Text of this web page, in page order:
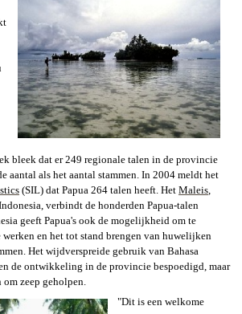
bleek dat er 249 regionale talen in de provincie
aantal als het aantal stammen. In 2004 meldt het
(SIL) dat Papua 264 talen heeft. Het Maleis,
verbindt de honderden Papua-talen
geeft Papua's ook de mogelijkheid om te
werken en het tot stand brengen van huwelijken
Het wijdverspreide gebruik van Bahasa
de ontwikkeling in de provincie bespoedigd, maar
zeep geholpen.
"Dit is een welkome